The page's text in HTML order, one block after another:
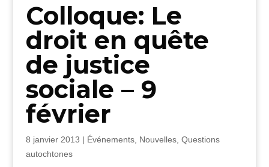
Colloque: Le
droit en quête
de justice
sociale – 9
février
8 janvier 2013 | Événements, Nouvelles, Questions
autochtones